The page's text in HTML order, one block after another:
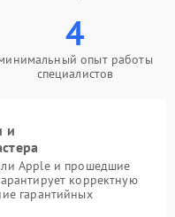
4
опыт работы
специалистов
и
Apple и прошедшие
корректную
гарантийных